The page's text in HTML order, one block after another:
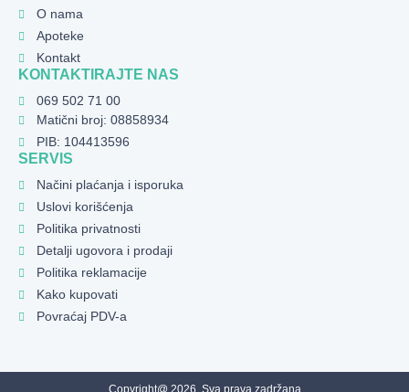
O nama
Apoteke
Kontakt
KONTAKTIRAJTE NAS
069 502 71 00
Matični broj: 08858934
PIB: 104413596
SERVIS
Načini plaćanja i isporuka
Uslovi korišćenja
Politika privatnosti
Detalji ugovora i prodaji
Politika reklamacije
Kako kupovati
Povraćaj PDV-a
Copyright@ 2026. Sva prava zadržana